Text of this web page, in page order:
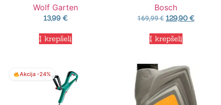
Wolf Garten
13,99 €
Į krepšelį
Bosch
169,99€ 129,90€
Į krepšelį
Akcija -24%